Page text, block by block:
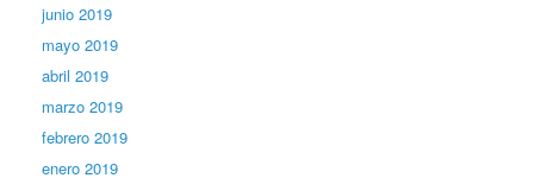
junio 2019
mayo 2019
abril 2019
marzo 2019
febrero 2019
enero 2019